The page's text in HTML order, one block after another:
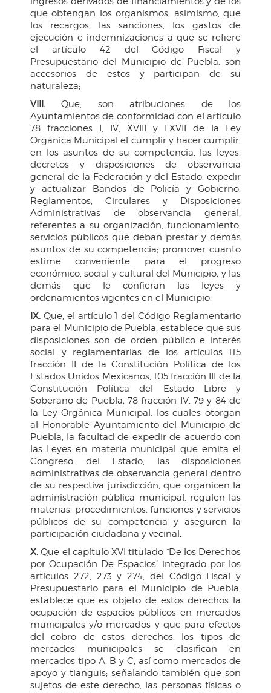
que obtengan los organismos; asimismo, que
los recargos, las sanciones, los gastos de
ejecución e indemnizaciones a que se refiere
el artículo 42 del Código Fiscal y
Presupuestario del Municipio de Puebla, son
accesorios de estos y participan de su
naturaleza;
VIII. Que, son atribuciones de los
Ayuntamientos de conformidad con el artículo
78 fracciones I, IV, XVIII y LXVII de la Ley
Orgánica Municipal el cumplir y hacer cumplir,
en los asuntos de su competencia, las leyes,
decretos y disposiciones de observancia
general de la Federación y del Estado; expedir
y actualizar Bandos de Policía y Gobierno,
Reglamentos, Circulares y Disposiciones
Administrativas de observancia general,
referentes a su organización, funcionamiento,
servicios públicos que deban prestar y demás
asuntos de su competencia; promover cuanto
estime conveniente para el progreso
económico, social y cultural del Municipio; y las
demás que le confieran las leyes y
ordenamientos vigentes en el Municipio;
IX. Que, el artículo 1 del Código Reglamentario
para el Municipio de Puebla, establece que sus
disposiciones son de orden público e interés
social y reglamentarias de los artículos 115
fracción II de la Constitución Política de los
Estados Unidos Mexicanos, 105 fracción III de la
Constitución Política del Estado Libre y
Soberano de Puebla; 78 fracción IV, 79 y 84 de
la Ley Orgánica Municipal, los cuales otorgan
al Honorable Ayuntamiento del Municipio de
Puebla, la facultad de expedir de acuerdo con
las Leyes en materia municipal que emita el
Congreso del Estado, las disposiciones
administrativas de observancia general dentro
de su respectiva jurisdicción, que organicen la
administración pública municipal, regulen las
materias, procedimientos, funciones y servicios
públicos de su competencia y aseguren la
participación ciudadana y vecinal;
X. Que el capítulo XVI titulado “De los Derechos
por Ocupación De Espacios” integrado por los
artículos 272, 273 y 274, del Código Fiscal y
Presupuestario para el Municipio de Puebla,
establece que es objeto de estos derechos la
ocupación de espacios públicos en mercados
municipales y/o mercados y que para efectos
del cobro de estos derechos, los tipos de
mercados municipales se clasifican en
mercados tipo A, B y C, así como mercados de
apoyo y tianguis; señalando también que son
sujetos de este derecho, las personas físicas o